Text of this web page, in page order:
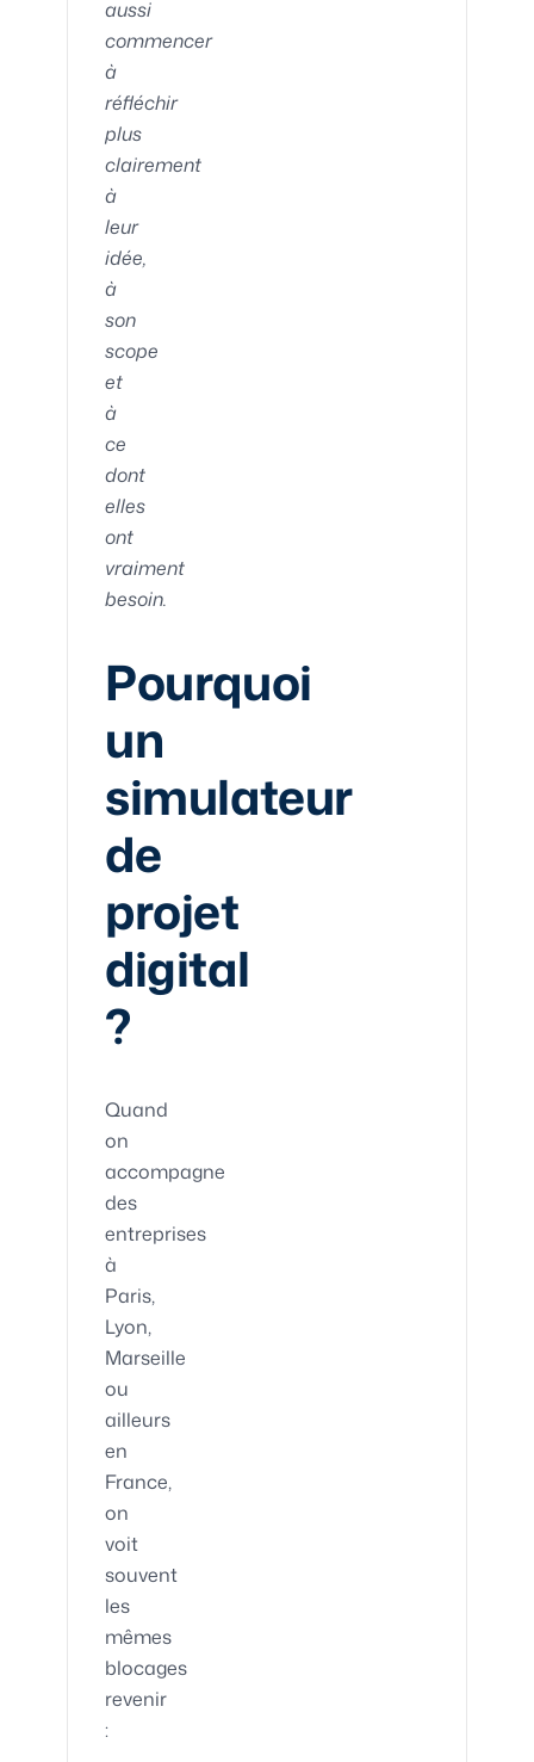
aussi
commencer
à
réfléchir
plus
clairement
à
leur
idée,
à
son
scope
et
à
ce
dont
elles
ont
vraiment
besoin.
Pourquoi
un
simulateur
de
projet
digital
?
Quand
on
accompagne
des
entreprises
à
Paris,
Lyon,
Marseille
ou
ailleurs
en
France,
on
voit
souvent
les
mêmes
blocages
revenir
: